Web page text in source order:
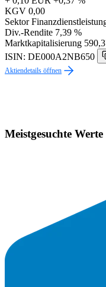
KGV 0,00
Sektor
Div.-Rendite 7,39 %
Marktkapitalisierung
ISIN: DE000A2NB650
Aktiendetails öffnen
Meistgesuchte Werte